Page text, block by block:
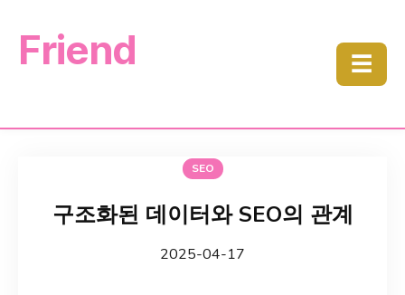
Friend ☰
SEO
구조화된 데이터와 SEO의 관계
2025-04-17